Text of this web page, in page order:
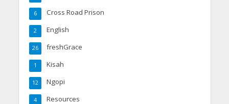
Cross Road Prison
6
English
2
freshGrace
26
Kisah
1
Ngopi
12
Resources
4